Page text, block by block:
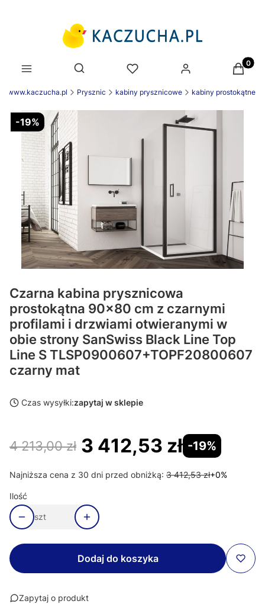
Otwórz wyszukiwarkę
www.kaczucha.pl Prysznic kabiny prysznicowe kabiny prostokątne
-19%
Czarna kabina prysznicowa
prostokątna 90x80 cm z czarnymi
profilami i drzwiami otwieranymi w
obie strony SanSwiss Black Line Top
Line S TLSP0900607+TOPF20800607
czarny mat
Czas wysyłki:zapytaj w sklepie
4 213,00 zł 3 412,53 zł -19%
Najniższa cena z 30 dni przed obniżką: 3 412,53 zł+0%
Ilość
szt
Dodaj do koszyka
Zapytaj o produkt